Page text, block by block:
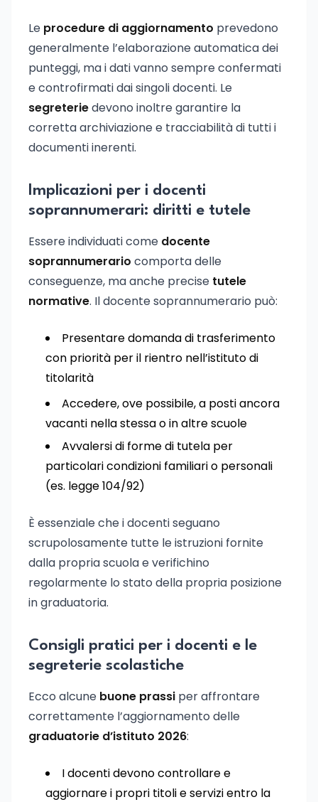
Le procedure di aggiornamento prevedono
generalmente l’elaborazione automatica dei
punteggi, ma i dati vanno sempre confermati
e controfirmati dai singoli docenti. Le
segreteriedevono inoltre garantire la
corretta archiviazione e tracciabilità di tutti i
documenti inerenti.
Implicazioni per i docenti
soprannumerari: diritti e tutele
Essere individuati come docente
soprannumerario comporta delle
conseguenze, ma anche precise tutele
normative. Il docente soprannumerario può:
Presentare domanda di trasferimento
con priorità per il rientro nell’istituto di
titolarità
Accedere, ove possibile, a posti ancora
vacanti nella stessa o in altre scuole
Avvalersi di forme di tutela per
particolari condizioni familiari o personali
(es. legge 104/92)
È essenziale che i docenti seguano
scrupolosamente tutte le istruzioni fornite
dalla propria scuola e verifichino
regolarmente lo stato della propria posizione
in graduatoria.
Consigli pratici per i docenti e le
segreterie scolastiche
Ecco alcune buone prassi per affrontare
correttamente l’aggiornamento delle
graduatorie d’istituto 2026:
I docenti devono controllare e
aggiornare i propri titoli e servizi entro la